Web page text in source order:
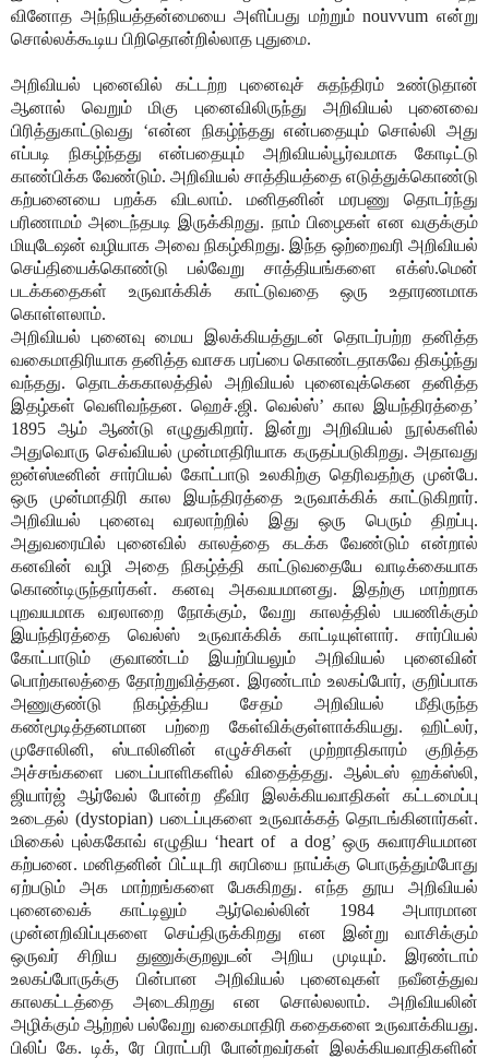
வினோத அந்நியத்தன்மையை அளிப்பது மற்றும் nouvvum என்று
சொல்லக்கூடிய பிறிதொன்றில்லாத புதுமை.
அறிவியல் புனைவில் கட்டற்ற புனைவுச் சுதந்திரம் உண்டுதான்
ஆனால் வெறும் மிகு புனைவிலிருந்து அறிவியல் புனைவை
பிரித்துகாட்டுவது ‘என்ன நிகழ்ந்தது என்பதையும் சொல்லி அது
எப்படி நிகழ்ந்தது என்பதையும் அறிவியல்பூர்வமாக கோடிட்டு
காண்பிக்க வேண்டும். அறிவியல் சாத்தியத்தை எடுத்துக்கொண்டு
கற்பனையை பறக்க விடலாம். மனிதனின் மரபணு தொடர்ந்து
பரிணாமம் அடைந்தபடி இருக்கிறது. நாம் பிழைகள் என வகுக்கும்
மியுடேஷன் வழியாக அவை நிகழ்கிறது. இந்த ஒற்றைவரி அறிவியல்
செய்தியைக்கொண்டு பல்வேறு சாத்தியங்களை எக்ஸ்.மென்
படக்கதைகள் உருவாக்கிக் காட்டுவதை ஒரு உதாரணமாக
கொள்ளலாம்.
அறிவியல் புனைவு மைய இலக்கியத்துடன் தொடர்பற்ற தனித்த
வகைமாதிரியாக தனித்த வாசக பரப்பை கொண்டதாகவே திகழ்ந்து
வந்தது. தொடக்ககாலத்தில் அறிவியல் புனைவுக்கென தனித்த
இதழ்கள் வெளிவந்தன. ஹெச்.ஜி. வெல்ஸ்’ கால இயந்திரத்தை’
1895 ஆம் ஆண்டு எழுதுகிறார். இன்று அறிவியல் நூல்களில்
அதுவொரு செவ்வியல் முன்மாதிரியாக கருதப்படுகிறது. அதாவது
ஐன்ஸ்டீனின் சார்பியல் கோட்பாடு உலகிற்கு தெரிவதற்கு முன்பே.
ஒரு முன்மாதிரி கால இயந்திரத்தை உருவாக்கிக் காட்டுகிறார்.
அறிவியல் புனைவு வரலாற்றில் இது ஒரு பெரும் திறப்பு.
அதுவரையில் புனைவில் காலத்தை கடக்க வேண்டும் என்றால்
கனவின் வழி அதை நிகழ்த்தி காட்டுவதையே வாடிக்கையாக
கொண்டிருந்தார்கள். கனவு அகவயமானது. இதற்கு மாற்றாக
புறவயமாக வரலாறை நோக்கும், வேறு காலத்தில் பயணிக்கும்
இயந்திரத்தை வெல்ஸ் உருவாக்கிக் காட்டியுள்ளார். சார்பியல்
கோட்பாடும் குவாண்டம் இயற்பியலும் அறிவியல் புனைவின்
பொற்காலத்தை தோற்றுவித்தன. இரண்டாம் உலகப்போர், குறிப்பாக
அணுகுண்டு நிகழ்த்திய சேதம் அறிவியல் மீதிருந்த
கண்மூடித்தனமான பற்றை கேள்விக்குள்ளாக்கியது. ஹிட்லர்,
முசோலினி, ஸ்டாலினின் எழுச்சிகள் முற்றாதிகாரம் குறித்த
அச்சங்களை படைப்பாளிகளில் விதைத்தது. ஆல்டஸ் ஹக்ஸ்லி,
ஜியார்ஜ் ஆர்வேல் போன்ற தீவிர இலக்கியவாதிகள் கட்டமைப்பு
உடைதல் (dystopian) படைப்புகளை உருவாக்கத் தொடங்கினார்கள்.
மிகைல் புல்ககோவ் எழுதிய ‘heart of
a dog’ ஒரு சுவாரசியமான
கற்பனை. மனிதனின் பிட்யுடரி சுரபியை நாய்க்கு பொருத்தும்போது
ஏற்படும் அக மாற்றங்களை பேசுகிறது. எந்த தூய அறிவியல்
புனைவைக் காட்டிலும் ஆர்வெல்லின் 1984 அபாரமான
முன்னறிவிப்புகளை செய்திருக்கிறது என இன்று வாசிக்கும்
ஒருவர் சிறிய துணுக்குறலுடன் அறிய முடியும். இரண்டாம்
உலகப்போருக்கு பின்பான அறிவியல் புனைவுகள் நவீனத்துவ
காலகட்டத்தை அடைகிறது என சொல்லலாம். அறிவியலின்
அழிக்கும் ஆற்றல் பல்வேறு வகைமாதிரி கதைகளை உருவாக்கியது.
பிலிப் கே. டிக், ரே பிராட்பரி போன்றவர்கள் இலக்கியவாதிகளின்